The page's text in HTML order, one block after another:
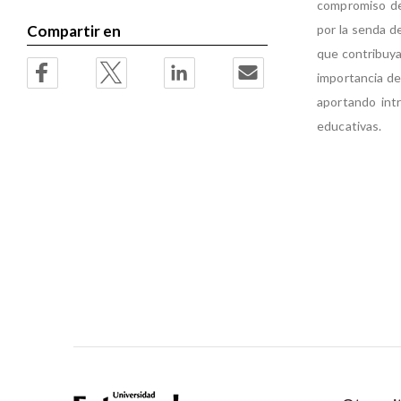
compromiso
por la senda
que
importancia
aportando
educativas.
Compartir en